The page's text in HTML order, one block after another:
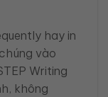
hay in
vào
Writing
không